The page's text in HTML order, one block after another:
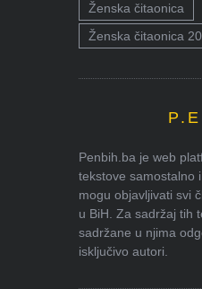
Ženska čitaonica
Ženska čitaonica
Penbih.ba je web
tekstove samostalno
mogu objavljivati svi
u BiH. Za sadržaj tih
sadržane u njima
isključivo autori.